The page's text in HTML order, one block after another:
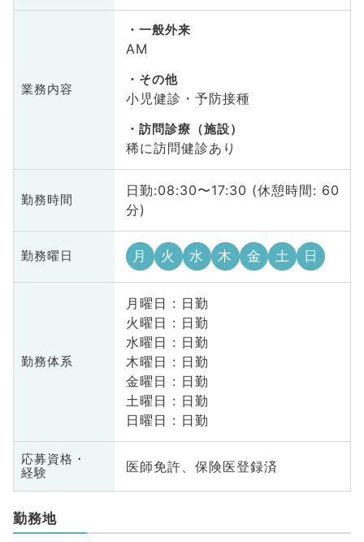
業務内容
一般外来
AM
その他
小児健診・予防接種
訪問診療（施設）
稀に訪問健診あり
勤務時間
日勤:08:30〜17:30 (休憩時間: 60
分)
勤務曜日 月 火 水 木 金 土 日
勤務体系
月曜日 : 日勤
火曜日 : 日勤
水曜日 : 日勤
木曜日 : 日勤
金曜日 : 日勤
土曜日 : 日勤
日曜日 : 日勤
応募資格・
経験
医師免許、保険医登録済
勤務地